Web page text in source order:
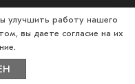
улучшить работу нашего
вы даете согласие на их